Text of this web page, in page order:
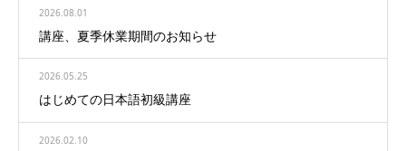
2026.08.01
講座、夏季休業期間のお知らせ
2026.05.25
はじめての日本語初級講座
2026.02.10